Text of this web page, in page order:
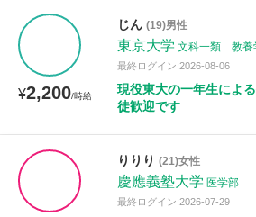
¥2,200/時給
じん (19)男性
東京大学 文科一類 教養
最終ログイン:2026-08-06
現役東大の一年生によ
徒歓迎です
りりり (21)女性
慶應義塾大学 医学部
最終ログイン:2026-07-29